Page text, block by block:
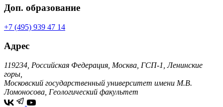
Доп. образование
+7 (495) 939 47 14
Адрес
119234, Российская Федерация, Москва, ГСП-1, Ленинские
горы,
Московский государственный университет имени М.В.
Ломоносова, Геологический факультет